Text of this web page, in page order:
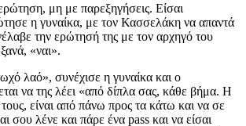
μη με παρεξηγήσεις. Είσαι
η γυναίκα, με τον Κασσελάκη να απαντά
την ερώτησή της με τον αρχηγό του
«ναι».
λαό», συνέχισε η γυναίκα και ο
να της λέει «από δίπλα σας, κάθε βήμα. Η
είναι από πάνω προς τα κάτω και να σε
σου λένε και πάρε ένα pass και να είσαι